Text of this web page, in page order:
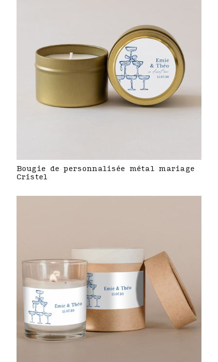
Bougie de personnalisée métal mariage
Cristel